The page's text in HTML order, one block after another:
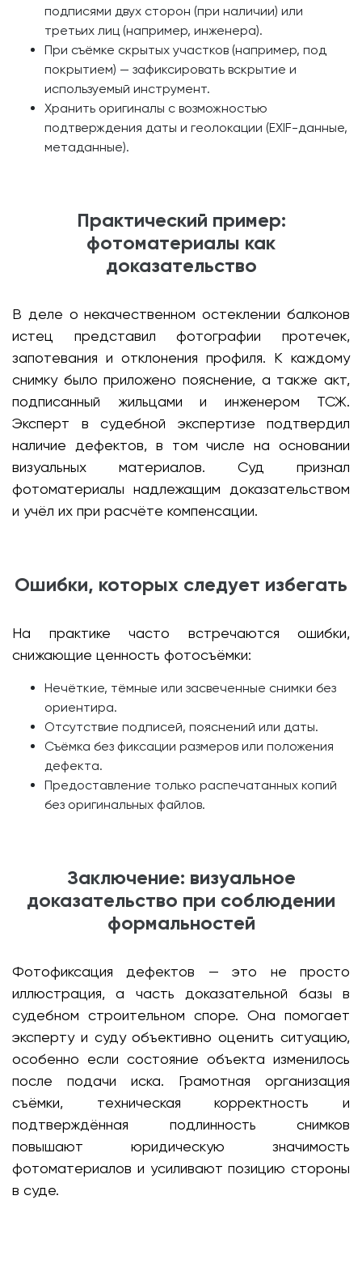
подписями двух сторон (при наличии) или
третьих лиц (например, инженера).
При съёмке скрытых участков (например, под
покрытием) — зафиксировать вскрытие и
используемый инструмент.
Хранить оригиналы с возможностью
подтверждения даты и геолокации (EXIF-данные,
метаданные).
Практический пример:
фотоматериалы как
доказательство
В деле о некачественном остеклении балконов
истец представил фотографии протечек,
запотевания и отклонения профиля. К каждому
снимку было приложено пояснение, а также акт,
подписанный жильцами и инженером ТСЖ.
Эксперт в судебной экспертизе подтвердил
наличие дефектов, в том числе на основании
визуальных материалов. Суд признал
фотоматериалы надлежащим доказательством
и учёл их при расчёте компенсации.
Ошибки, которых следует избегать
На практике часто встречаются ошибки,
снижающие ценность фотосъёмки:
Нечёткие, тёмные или засвеченные снимки без
ориентира.
Отсутствие подписей, пояснений или даты.
Съёмка без фиксации размеров или положения
дефекта.
Предоставление только распечатанных копий
без оригинальных файлов.
Заключение: визуальное
доказательство при соблюдении
формальностей
Фотофиксация дефектов — это не просто
иллюстрация, а часть доказательной базы в
судебном строительном споре. Она помогает
эксперту и суду объективно оценить ситуацию,
особенно если состояние объекта изменилось
после подачи иска. Грамотная организация
съёмки, техническая корректность и
подтверждённая подлинность снимков
повышают юридическую значимость
фотоматериалов и усиливают позицию стороны
в суде.